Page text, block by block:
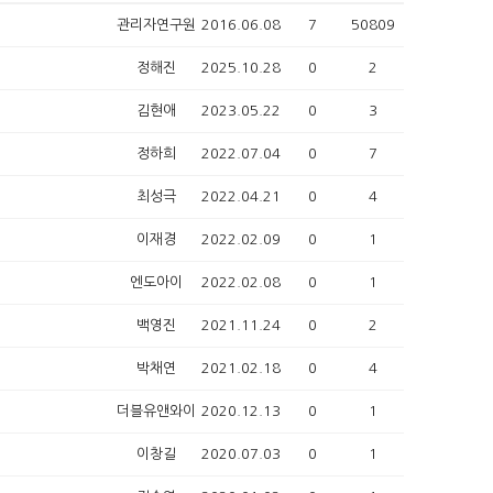
관리자연구원 2016.06.08 7 50809
정해진 2025.10.28 0 2
김현애 2023.05.22 0 3
정하희 2022.07.04 0 7
최성극 2022.04.21 0 4
이재경 2022.02.09 0 1
엔도아이 2022.02.08 0 1
백영진 2021.11.24 0 2
박채연 2021.02.18 0 4
더블유앤와이 2020.12.13 0 1
이창길 2020.07.03 0 1